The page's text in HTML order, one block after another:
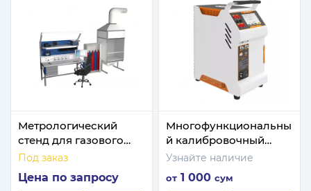
Метрологический
стенд для газового
анализа
Под заказ
Цена по запросу
Многофункциональны
й калибровочный
прибор Калибратор
блока
Узнайте наличие
от 1 000 сум